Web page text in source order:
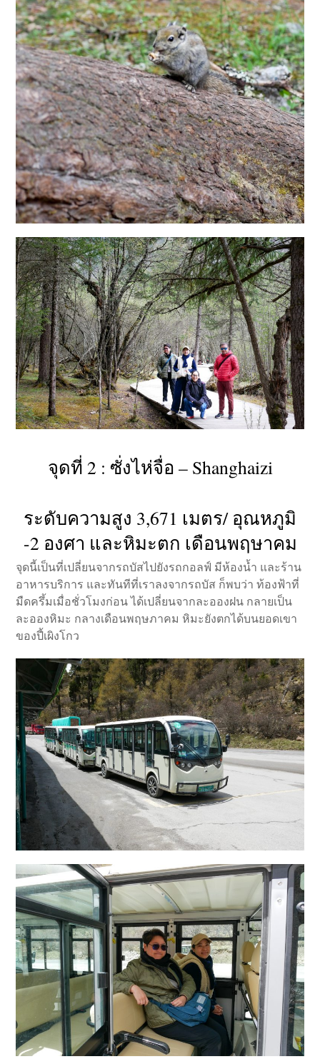
จุดที่ 2 : ซั่งไห่จื่อ – Shanghaizi
ระดับความสูง 3,671 เมตร/ อุณหภูมิ
-2 องศา และหิมะตก เดือนพฤษาคม
จุดนี้เป็นที่เปลี่ยนจากรถบัสไปยังรถกอลฟ์ มีห้องน้ำ และร้าน
อาหารบริการ และทันทีที่เราลงจากรถบัส ก็พบว่า ท้องฟ้าที่
มืดครึ้มเมื่อชั่วโมงก่อน ได้เปลี่ยนจากละอองฝน กลายเป็น
ละอองหิมะ กลางเดือนพฤษภาคม หิมะยังตกได้บนยอดเขา
ของปี้เผิงโกว